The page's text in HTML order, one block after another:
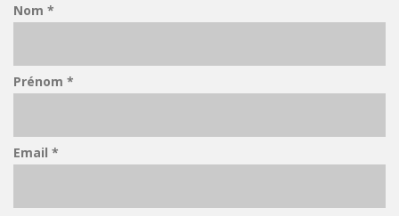
Nom *
Prénom *
Email *